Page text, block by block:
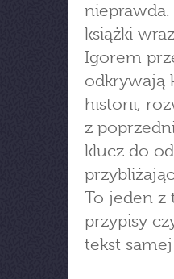
książki
Igorem
odkrywają
historii,
z
klucz do
To jeden z
przypisy
tekst